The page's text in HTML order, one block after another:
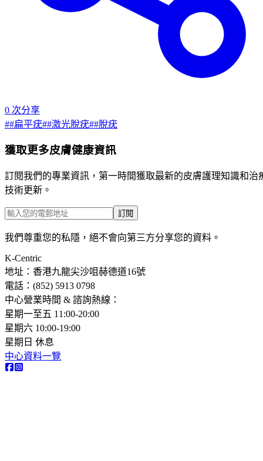
0 次分享
##扁平疣##激光脫疣##脫疣
獲取更多皮膚健康資訊
訂閱我們的專業資訊，第一時間獲取最新的皮膚護理知識和治
技術更新。
訂閱
我們尊重您的私隱，絕不會向第三方分享您的資料。
K-Centric
地址：香港九龍尖沙咀赫德道16號
電話：(852) 5913 0798​
中心營業時間 & 諮詢熱線：
星期一至五 11:00-20:00
星期六 10:00-19:00
星期日 休息
中心資料一覽